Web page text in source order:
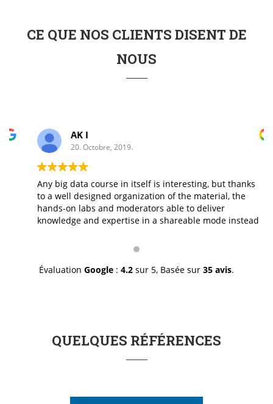
CE QUE NOS CLIENTS DISENT DE
NOUS
AK I
20. Octobre, 2019.
Any big data course in itself is interesting, but thanks
to a well designed organization of the material, the
hands-on labs and moderators able to deliver
knowledge and expertise in a shareable mode instead
was professionally great in doing exactly what it is
a job well done.
Évaluation Google : 4.2 sur 5, Basée sur 35 avis.
QUELQUES RÉFÉRENCES